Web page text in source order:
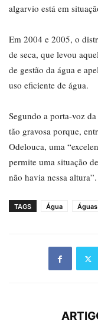
algarvio está em
Em 2004 e 2005, o
de seca, que levou
de gestão da água e
uso eficiente de água.
Segundo a porta-voz
tão gravosa porque,
Odelouca, uma
permite uma situação
não havia nessa altura”.
TAGS Água